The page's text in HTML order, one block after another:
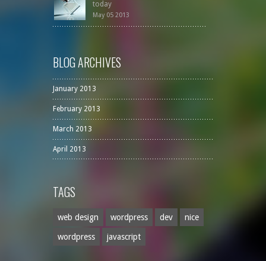
today
May 05 2013
BLOG ARCHIVES
January 2013
February 2013
March 2013
April 2013
TAGS
web design wordpress dev nice
wordpress javascript